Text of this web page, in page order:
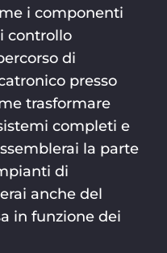
i componenti
controllo
di
presso
trasformare
completi e
la parte
di
anche del
in funzione dei